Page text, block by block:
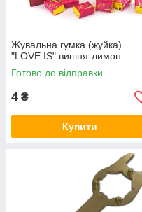
Жувальна гумка (жуйка)
"LOVE IS" вишня-лимон
Готово до відправки
4 ₴
Купити